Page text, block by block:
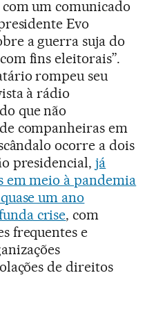
um comunicado
Evo
a guerra suja do
fins eleitorais”.
rompeu seu
à rádio
que não
companheiras em
ocorre a dois
presidencial,já
em meio à pandemia
um ano
crise, com
frequentes e
de direitos